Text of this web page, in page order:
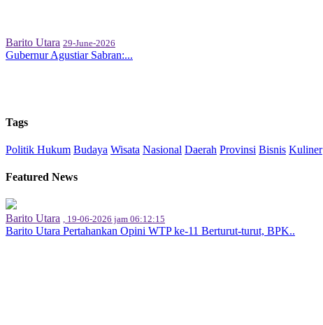
Barito Utara 29-June-2026
Gubernur Agustiar Sabran:...
Tags
Politik Hukum Budaya Wisata Nasional Daerah Provinsi Bisnis Kuliner
Featured News
Barito Utara , 19-06-2026 jam 06:12:15
Barito Utara Pertahankan Opini WTP ke-11 Berturut-turut, BPK..